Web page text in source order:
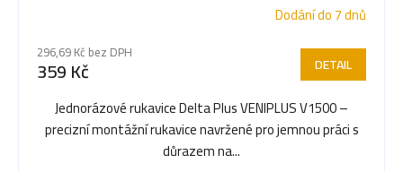
Dodání do 7 dnů
296,69 Kč bez DPH
359 Kč DETAIL
Jednorázové rukavice Delta Plus VENIPLUS V1500 –
precizní montážní rukavice navržené pro jemnou práci s
důrazem na...